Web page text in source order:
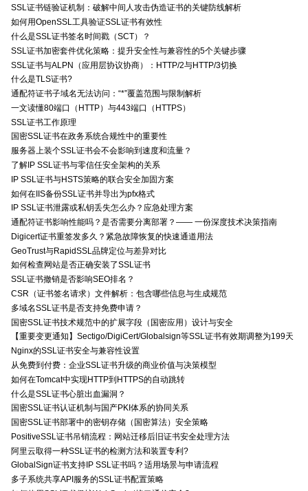
SSL证书链验证机制：破解中间人攻击伪造证书的关键防线解析
如何用OpenSSL工具验证SSL证书有效性
什么是SSL证书签名时间戳（SCT）？
SSL证书加密套件优化策略：提升安全性与兼容性的5个关键步骤
SSL证书与ALPN（应用层协议协商）：HTTP/2与HTTP/3切换
什么是TLS证书?
通配符证书子域名无法访问：“*”覆盖范围与限制解析
一文读懂80端口（HTTP）与443端口（HTTPS）
SSL证书工作原理
国密SSL证书在政务系统合规性中的重要性
服务器上装个SSL证书会不会影响到速度和流量？
了解IP SSL证书与零信任安全架构的关系
IP SSL证书与HSTS策略的联合安全加固方案
如何在IIS备份SSL证书并导出为pfx格式
IP SSL证书泄露或私钥丢失怎么办？应急处理方案
通配符证书影响性能吗？是否需要分离部署？—— 一份深度技术决策指南
Digicert证书重签发多久？紧急故障恢复的快速通道用法
GeoTrust与RapidSSL品牌定位与差异对比
如何检查网站是否正确安装了SSL证书
SSL证书撤销是否影响SEO排名？
CSR（证书签名请求）文件解析：包含哪些信息与生成规范
多域名SSL证书是否支持免费申请？
国密SSL证书技术规范中的扩展字段（国密应用）设计与安全
【重要变更通知】Sectigo/DigiCert/Globalsign等SSL证书有效期调整为199天
Nginx的SSL证书安全与兼容性设置
从免费到付费：企业SSL证书升级的商业价值与决策模型
如何在Tomcat中实现HTTP到HTTPS的自动跳转
什么是SSL证书心脏出血漏洞？
国密SSL证书认证机制与国产PKI体系的协同关系
国密SSL证书部署中的密钥存储（国密算法）安全策略
PositiveSSL证书吊销流程：网站迁移后旧证书安全处理方法
阿里云取得一种SSL证书的检测方法和装置专利?
GlobalSign证书支持IP SSL证书吗？适用场景与申请流程
多子系统共享API服务的SSL证书配置策略